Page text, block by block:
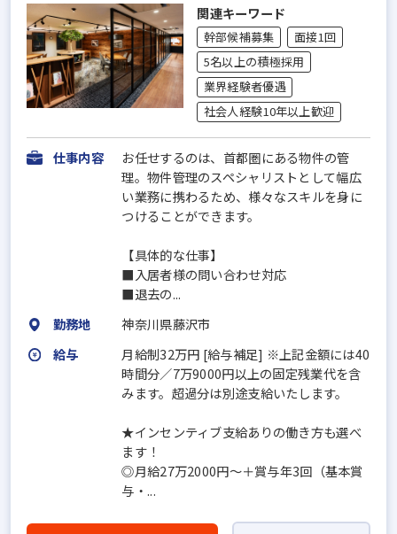
関連キーワード
幹部候補募集
面接1回
5名以上の積極採用
業界経験者優遇
社会人経験10年以上歓迎
仕事内容
お任せするのは、首都圏にある物件の管
理。物件管理のスペシャリストとして幅広
い業務に携わるため、様々なスキルを身に
つけることができます。
【具体的な仕事】
■入居者様の問い合わせ対応
■退去の...
勤務地
神奈川県藤沢市
給与
月給制32万円 [給与補足] ※上記金額には40
時間分／7万9000円以上の固定残業代を含
みます。超過分は別途支給いたします。
★インセンティブ支給ありの働き方も選べ
ます！
◎月給27万2000円～＋賞与年3回（基本賞
与・...